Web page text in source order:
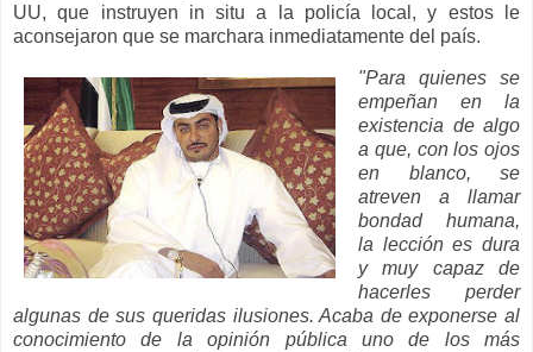
UU, que instruyen in situ a la policía local, y estos le
aconsejaron que se marchara inmediatamente del país.
"Para quienes se
empeñan en la
existencia de algo
a que, con los ojos
en blanco, se
atreven a llamar
bondad humana,
la lección es dura
y muy capaz de
hacerles perder
algunas de sus queridas ilusiones. Acaba de exponerse al
conocimiento de la opinión pública uno de los más